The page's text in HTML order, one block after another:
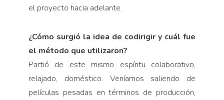
el proyecto hacia adelante.
¿Cómo surgió la idea de codirigir y cuál fue
el método que utilizaron?
Partió de este mismo espíritu colaborativo,
relajado, doméstico. Veníamos saliendo de
películas pesadas en términos de producción,